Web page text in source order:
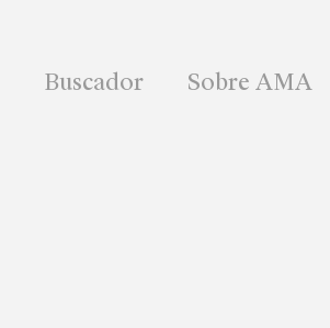
Buscador Sobre AMA